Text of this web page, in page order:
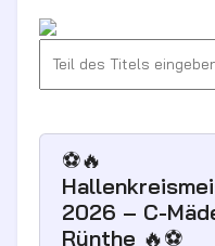
⚽🔥
2026 – C-
Rünthe 🔥⚽